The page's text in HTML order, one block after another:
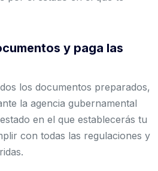
y paga las
los documentos preparados,
la agencia gubernamental
en el que establecerás tu
con todas las regulaciones y